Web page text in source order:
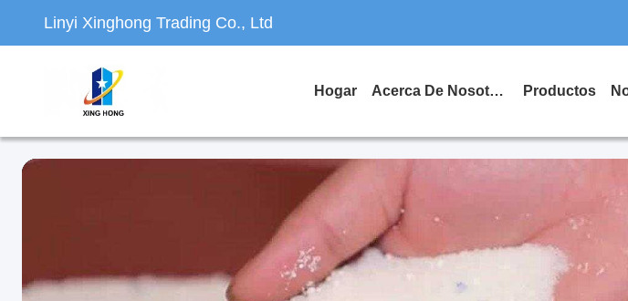
Linyi Xinghong Trading Co., Ltd
Hogar Acerca De Nosotros Productos